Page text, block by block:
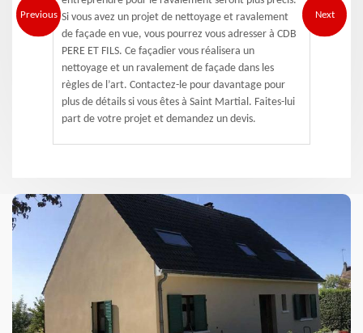
Previous Si vous avez un projet de nettoyage et ravalement
de façade en vue, vous pourrez vous adresser à CDB
PERE ET FILS. Ce façadier vous réalisera un
nettoyage et un ravalement de façade dans les
règles de l’art. Contactez-le pour davantage pour
plus de détails si vous êtes à Saint Martial. Faites-lui
part de votre projet et demandez un devis.
Next